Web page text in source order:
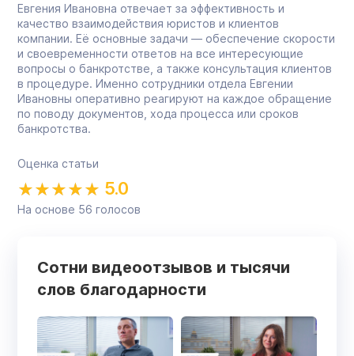
Евгения Ивановна отвечает за эффективность и
качество взаимодействия юристов и клиентов
компании. Её основные задачи — обеспечение скорости
и своевременности ответов на все интересующие
вопросы о банкротстве, а также консультация клиентов
в процедуре. Именно сотрудники отдела Евгении
Ивановны оперативно реагируют на каждое обращение
по поводу документов, хода процесса или сроков
банкротства.
Оценка статьи
5.0
На основе 56 голосов
Сотни видеоотзывов и тысячи
слов благодарности